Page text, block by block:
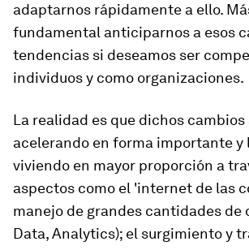
adaptarnos rápidamente a ello.
fundamental anticiparnos a esos
tendencias si deseamos ser
individuos y como organizaciones.
La realidad es que dichos cambios
acelerando en forma importante y
viviendo en mayor proporción a
aspectos como el 'internet de las
manejo de grandes cantidades de
Data, Analytics); el surgimiento y